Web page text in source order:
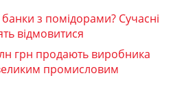
з помідорами? Сучасні
відмовитися
грн продають виробника
промисловим